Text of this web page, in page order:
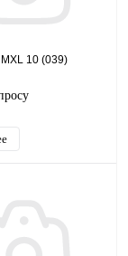
10 (039)